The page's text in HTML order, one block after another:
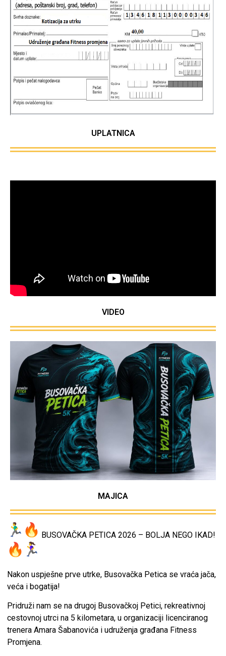
UPLATNICA
VIDEO
MAJICA
BUSOVAČKA PETICA 2026 – BOLJA NEGO IKAD!
Nakon uspješne prve utrke, Busovačka Petica se vraća jača,
veća i bogatija!
Pridruži nam se na drugoj Busovačkoj Petici, rekreativnoj
cestovnoj utrci na 5 kilometara, u organizaciji licenciranog
trenera Amara Šabanovića i udruženja građana Fitness
Promjena.